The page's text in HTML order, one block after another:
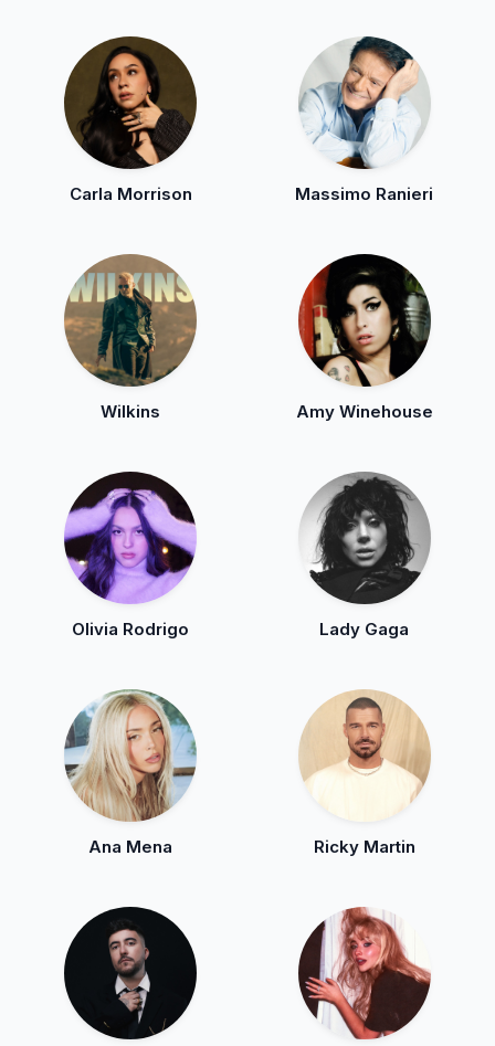
Carla Morrison Massimo Ranieri
Wilkins Amy Winehouse
Olivia Rodrigo Lady Gaga
Ana Mena Ricky Martin